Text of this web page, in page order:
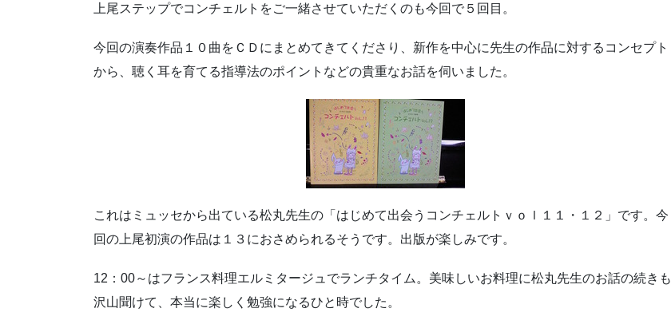
上尾ステップでコンチェルトをご一緒させていただくのも今回で５回目。
今回の演奏作品１０曲をＣＤにまとめてきてくださり、新作を中心に先生の作品に対するコンセプト
から、聴く耳を育てる指導法のポイントなどの貴重なお話を伺いました。
これはミュッセから出ている松丸先生の「はじめて出会うコンチェルトｖｏｌ１１・１２」です。今
回の上尾初演の作品は１３におさめられるそうです。出版が楽しみです。
12：00～はフランス料理エルミタージュでランチタイム。美味しいお料理に松丸先生のお話の続きも
沢山聞けて、本当に楽しく勉強になるひと時でした。